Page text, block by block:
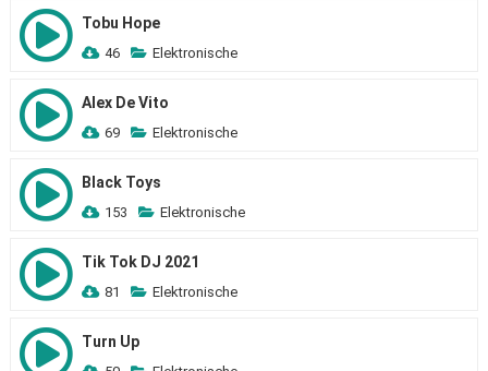
Tobu Hope
46 Elektronische
Alex De Vito
69 Elektronische
Black Toys
153 Elektronische
Tik Tok DJ 2021
81 Elektronische
Turn Up